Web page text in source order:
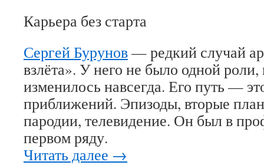
Карьера без старта
Сергей Бурунов— редкий случай
взлёта». У него не было одной роли,
изменилось навсегда. Его путь —
приближений. Эпизоды, вторые
пародии, телевидение. Он был в
первом ряду.
Читать далее →